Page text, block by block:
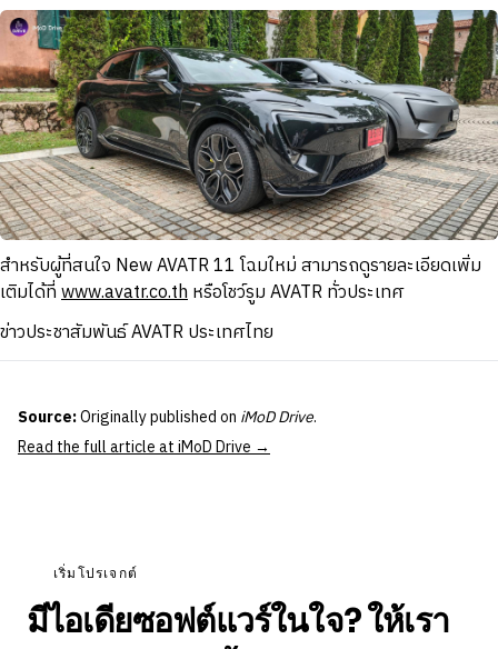
สำหรับผู้ที่สนใจ New AVATR 11 โฉมใหม่ สามารถดูรายละเอียดเพิ่ม
เติมได้ที่www.avatr.co.thหรือโชว์รูม AVATR ทั่วประเทศ
ข่าวประชาสัมพันธ์ AVATR ประเทศไทย
Source:Originally published on iMoD Drive.
Read the full article at iMoD Drive →
เริ่มโปรเจกต์
มีไอเดียซอฟต์แวร์ในใจ? ให้เรา